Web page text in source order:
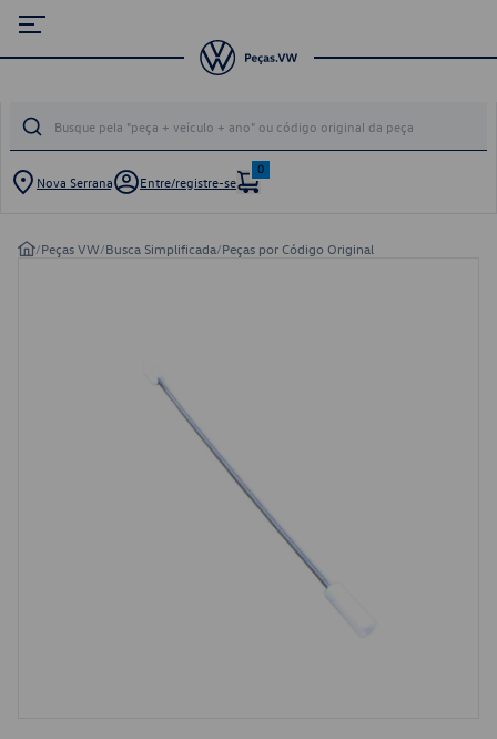
Nova Serrana Entre/registre-se
0
/Peças VW/Busca Simplificada/Peças por Código Original